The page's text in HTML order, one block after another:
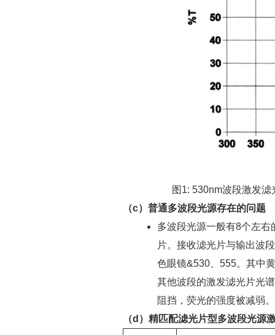
图1: 530nm波段激发
（c）普通多波段光源存在的问题
多波段光源一般有8个左
片。接收滤光片与输出波
色眼镜&530、555。其中
其他波段的激发滤光片光
阻挡，荧光的强度被减弱。
（d）精匹配滤光片型多波段光源